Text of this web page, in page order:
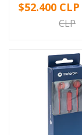
$52.400 CLP
CLP